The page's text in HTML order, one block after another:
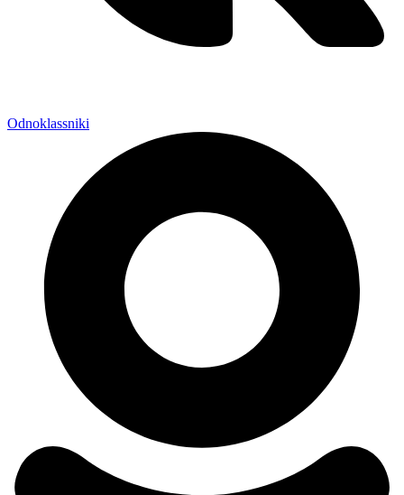
Odnoklassniki